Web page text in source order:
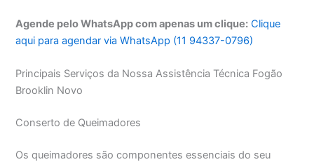
Agende pelo WhatsApp com apenas um clique: Clique
aqui para agendar via WhatsApp (11 94337-0796)
Principais Serviços da Nossa Assistência Técnica Fogão
Brooklin Novo
Conserto de Queimadores
Os queimadores são componentes essenciais do seu